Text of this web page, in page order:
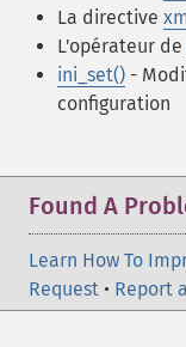
La directive
L'opérateur de
ini_set() -
configuration
Found A
Learn How To
Request • Report